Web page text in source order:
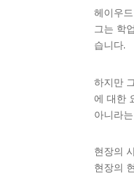
헤이우
그는 학
습니다.
하지만
에 대한
아니라
현장의
현장의